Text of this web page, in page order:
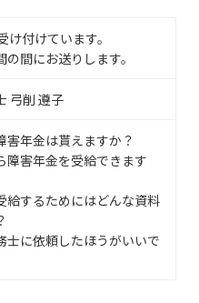
付けています。
間にお送りします。
弓削 遵子
害年金は貰えますか？
障害年金を受給できます
給するためにはどんな資料
士に依頼したほうがいいで